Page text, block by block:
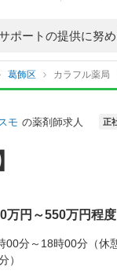
ポートの提供に努め
葛飾区 カラフル薬局
モ の薬剤師求人 正
万円～550万円程
00分～18時00分（休
）